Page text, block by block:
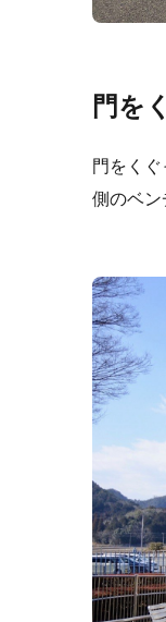
門を
門をく
側のベン